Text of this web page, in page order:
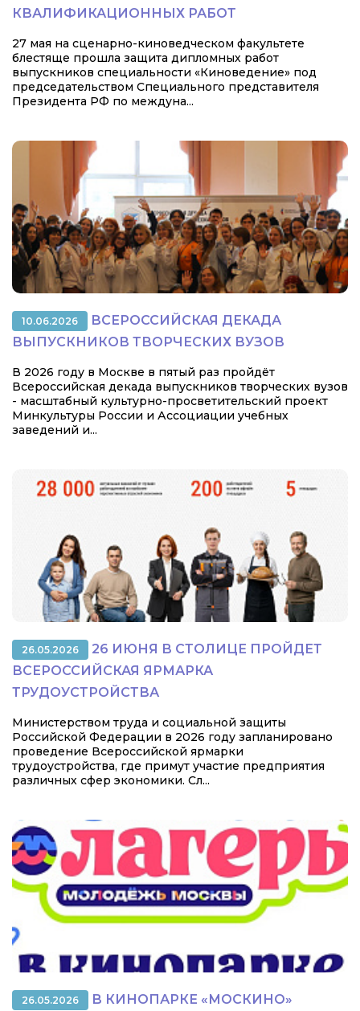
КВАЛИФИКАЦИОННЫХ РАБОТ
27 мая на сценарно-киноведческом факультете
блестяще прошла защита дипломных работ
выпускников специальности «Киноведение» под
председательством Специального представителя
Президента РФ по междуна...
10.06.2026
ВСЕРОССИЙСКАЯ ДЕКАДА
ВЫПУСКНИКОВ ТВОРЧЕСКИХ ВУЗОВ
В 2026 году в Москве в пятый раз пройдёт
Всероссийская декада выпускников творческих вузов
- масштабный культурно-просветительский проект
Минкультуры России и Ассоциации учебных
заведений и...
26.05.2026
26 ИЮНЯ В СТОЛИЦЕ ПРОЙДЕТ
ВСЕРОССИЙСКАЯ ЯРМАРКА
ТРУДОУСТРОЙСТВА
Министерством труда и социальной защиты
Российской Федерации в 2026 году запланировано
проведение Всероссийской ярмарки
трудоустройства, где примут участие предприятия
различных сфер экономики. Сл...
26.05.2026 В КИНОПАРКЕ «МОСКИНО»